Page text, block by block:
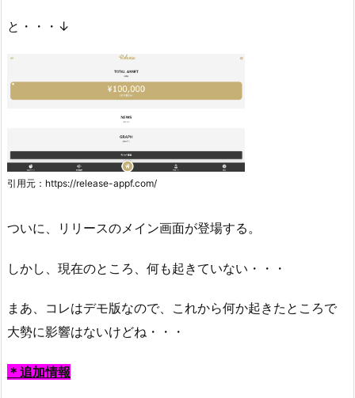
と・・・↓
引用元：https://release-appf.com/
ついに、リリースのメイン画面が登場する。
しかし、現在のところ、何も起きていない・・・
まあ、コレはデモ版なので、これから何か起きたところで
大勢に影響はないけどね・・・
＊追加情報